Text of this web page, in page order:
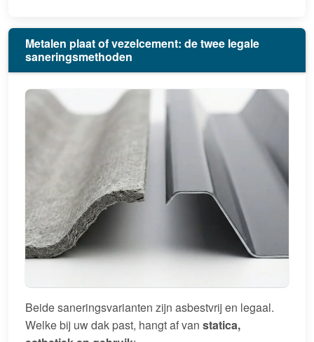
Metalen plaat of vezelcement: de twee legale
saneringsmethoden
Beide saneringsvarianten zijn asbestvrij en legaal.
Welke bij uw dak past, hangt af van statica,